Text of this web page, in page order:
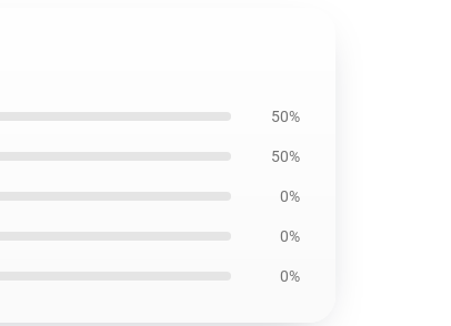
50%
50%
0%
0%
0%